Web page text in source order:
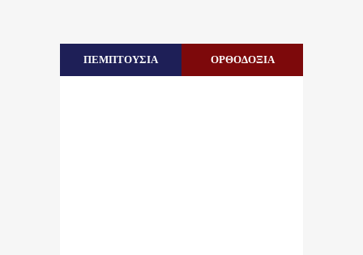
ΠΕΜΠΤΟΥΣΙΑ ΟΡΘΟΔΟΞΙΑ